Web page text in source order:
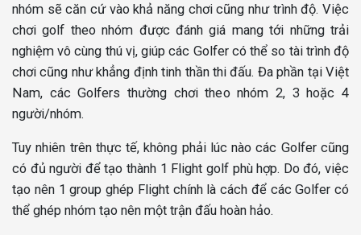
nhóm sẽ căn cứ vào khả năng chơi cũng như trình độ. Việc
chơi golf theo nhóm được đánh giá mang tới những trải
nghiệm vô cùng thú vị, giúp các Golfer có thể so tài trình độ
chơi cũng như khẳng định tinh thần thi đấu. Đa phần tại Việt
Nam, các Golfers thường chơi theo nhóm 2, 3 hoặc 4
người/nhóm.
Tuy nhiên trên thực tế, không phải lúc nào các Golfer cũng
có đủ người để tạo thành 1 Flight golf phù hợp. Do đó, việc
tạo nên 1 group ghép Flight chính là cách để các Golfer có
thể ghép nhóm tạo nên một trận đấu hoàn hảo.